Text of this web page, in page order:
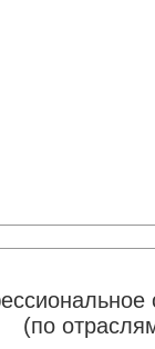
(по